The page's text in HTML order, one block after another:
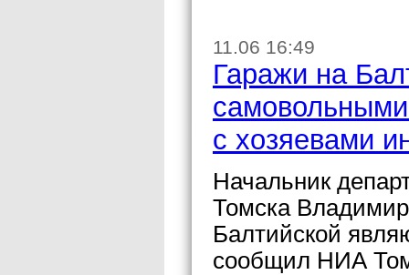
11.06 16:49
Гаражи на
с хозяевами
Начальник
Томска
Балтийской
сообщил НИА